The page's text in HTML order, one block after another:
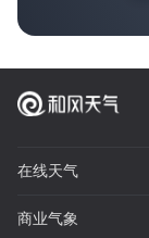
在线天气
商业气象